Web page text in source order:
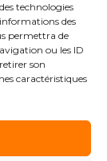
technologies
des
permettra de
ou les ID
son
caractéristiques